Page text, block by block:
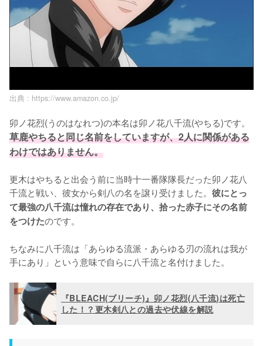
出典 : https://www.amazon.co.jp/
卯ノ花烈(うのはなれつ)の本名は卯ノ花八千流(やちる)です。
草鹿やちると同じ名前をしていますが、2人に関係がある
わけではありません。
更木はやちると出会う前に当時十一番隊隊長だった卯ノ花八
千流と戦い、彼女から剣八の名を譲り受けました。 彼にとっ
て最強の八千流は憧れの存在であり、拾った赤子にその名前
をつけたのです。
ちなみに八千流は「あらゆる流派・あらゆる刃の流れは我が
手にあり」という意味で自らに八千流と名付けました。
『BLEACH(ブリーチ)』卯ノ花烈(八千流)は死亡
した！？更木剣八との過去や伏線を解説